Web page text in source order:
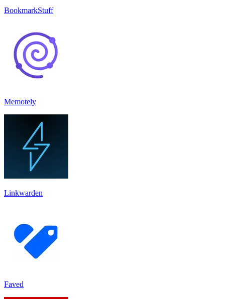
BookmarkStuff
Memotely
Linkwarden
Faved